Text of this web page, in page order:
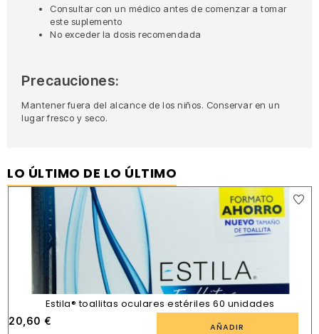
Consultar con un médico antes de comenzar a tomar
este suplemento
No exceder la dosis recomendada
Precauciones:
Mantener fuera del alcance de los niños. Conservar en un
lugar fresco y seco.
LO ÚLTIMO DE LO ÚLTIMO
Estila® toallitas oculares estériles 60 unidades
20,60 € AÑADIR